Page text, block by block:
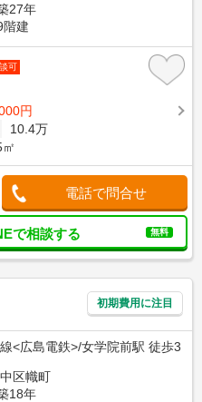
27年
階建
可
円
10.4万
電話で問合せ
で相談する 無料
初期費用に注目
<広島電鉄>/女学院前駅 徒歩3
区幟町
18年